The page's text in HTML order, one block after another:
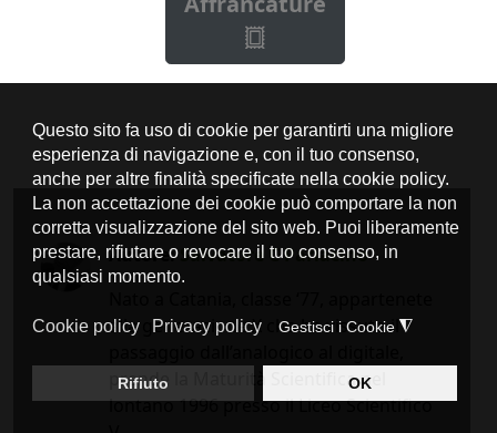
Autore: Salvatore C Parlacino
alla generazione X che ha vissuto il
prende la Maturità Scientifica nel
lontano 1996 presso il Liceo Scientifico